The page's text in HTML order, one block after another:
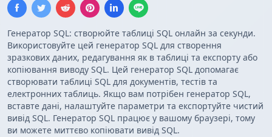
Генератор SQL: створюйте таблиці SQL онлайн за секунди.
Використовуйте цей генератор SQL для створення
зразкових даних, редагування як в таблиці та експорту або
копіювання виводу SQL. Цей генератор SQL допомагає
створювати таблиці SQL для документів, тестів та
електронних таблиць. Якщо вам потрібен генератор SQL,
вставте дані, налаштуйте параметри та експортуйте чистий
вивід SQL. Генератор SQL працює у вашому браузері, тому
ви можете миттєво копіювати вивід SQL.